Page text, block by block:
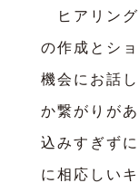
ヒアリング
の作成とシ
機会にお話
か繋がりが
込みすぎず
に相応しい